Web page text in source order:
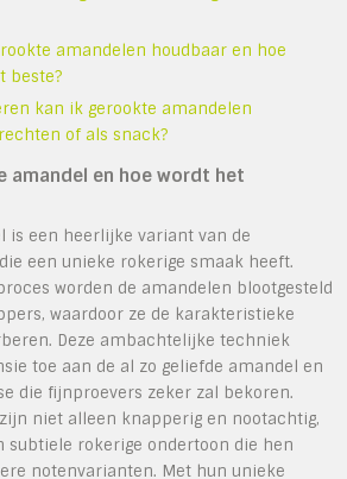
amandelen houdbaar en hoe
beste?
kan ik gerookte amandelen
of als snack?
amandel en hoe wordt het
is een heerlijke variant van de
een unieke rokerige smaak heeft.
worden de amandelen blootgesteld
waardoor ze de karakteristieke
Deze ambachtelijke techniek
toe aan de al zo geliefde amandel en
die fijnproevers zeker zal bekoren.
niet alleen knapperig en nootachtig,
subtiele rokerige ondertoon die hen
notenvarianten. Met hun unieke